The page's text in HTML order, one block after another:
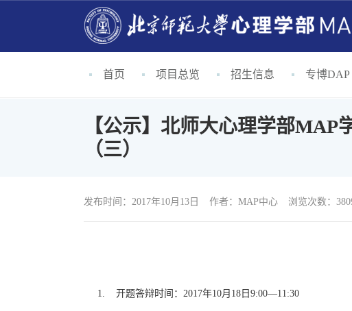
首页 项目总览 招生信息 专博DAP
【公示】北师大心理学部MAP
（三）
发布时间：2017年10月13日 作者： MAP中心 浏览次数：
1. 开题答辩时间：2017年10月18日9:00—11:30